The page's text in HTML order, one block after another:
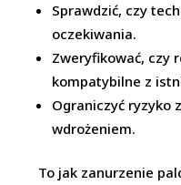
Sprawdzić, czy
oczekiwania.
Zweryfikować, czy
kompatybilne z
Ograniczyć ryzyko
wdrożeniem.
To jak zanurzenie